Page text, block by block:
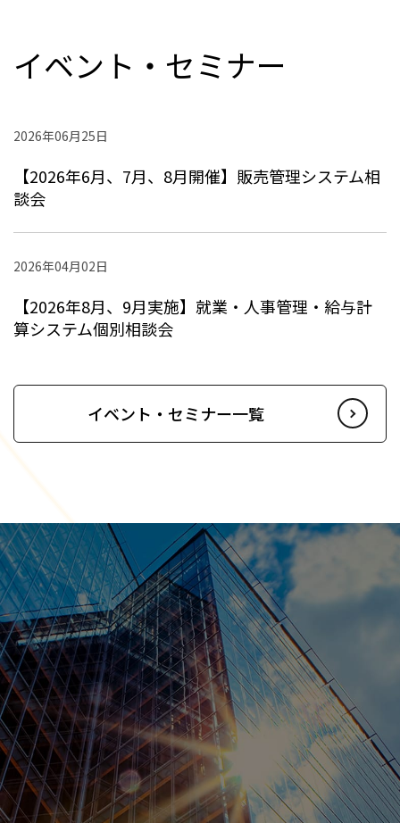
イベント・セミナー
2026年06月25日
【2026年6月、7月、8月開催】販売管理システム相
談会
2026年04月02日
【2026年8月、9月実施】就業・人事管理・給与計
算システム個別相談会
イベント・セミナー一覧
技術、人財、ノウハウの結集と、デジタル基盤
「Serendie®（セレンディ）」の活用により、お客様
の成長と、多様化する社会課題の解決に貢献する、
「循環型 デジタル・エンジニアリング企業」を目指し